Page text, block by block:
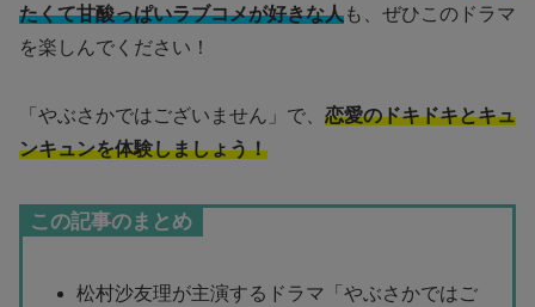
たくて甘酸っぱいラブコメが好きな人も、ぜひこのドラマ
を楽しんでください！
「やぶさかではございません」で、 恋愛のドキドキとキュ
ンキュンを体験しましょう！
この記事のまとめ
松村沙友理が主演するドラマ「やぶさかではご